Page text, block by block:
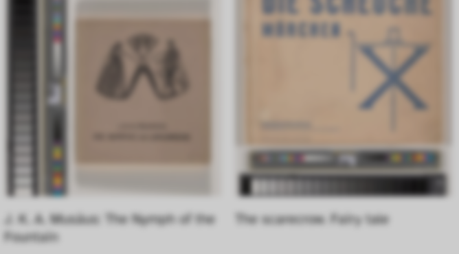
J. K. A. Musäus: The Nymph of the
Fountain
The scarecrow. Fairy tale